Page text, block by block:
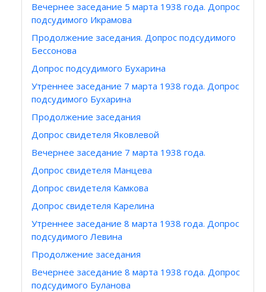
Вечернее заседание 5 марта 1938 года. Допрос
подсудимого Икрамова
Продолжение заседания. Допрос подсудимого
Бессонова
Допрос подсудимого Бухарина
Утреннее заседание 7 марта 1938 года. Допрос
подсудимого Бухарина
Продолжение заседания
Допрос свидетеля Яковлевой
Вечернее заседание 7 марта 1938 года.
Допрос свидетеля Манцева
Допрос свидетеля Камкова
Допрос свидетеля Карелина
Утреннее заседание 8 марта 1938 года. Допрос
подсудимого Левина
Продолжение заседания
Вечернее заседание 8 марта 1938 года. Допрос
подсудимого Буланова